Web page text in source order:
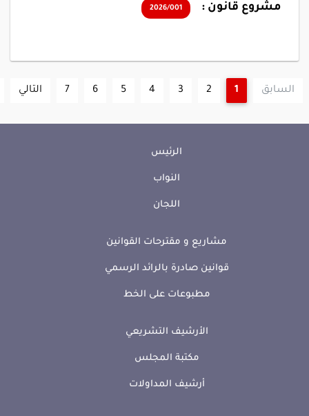
مشروع قانون : 2026/001
السابق 1
2
3
4
5
6
7 التالي
الرئيس
النواب
اللجان
مشاريع و مقترحات القوانين
قوانين صادرة بالرائد الرسمي
مطبوعات على الخط
الأرشيف التشريعي
مكتبة المجلس
أرشيف المداولات